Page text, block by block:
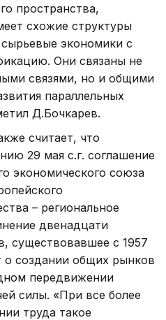
пространства,
схожие структуры
экономики с
Они связаны не
связями, но и общими
параллельных
Д.Бочкарев.
считает, что
29 мая с.г. соглашение
экономического союза
– региональное
двенадцати
существовавшее с 1957
о создании общих рынков
передвижении
силы. «При все более
труда такое